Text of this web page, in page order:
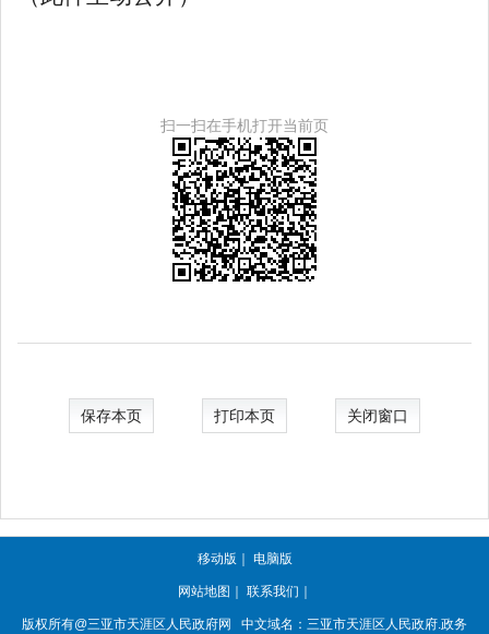
扫一扫在手机打开当前页
保存本页 打印本页 关闭窗口
移动版 电脑版
网站地图 联系我们
版权所有@三亚市天涯区人民政府网 中文域名： 三亚市天涯区人民政府.政务